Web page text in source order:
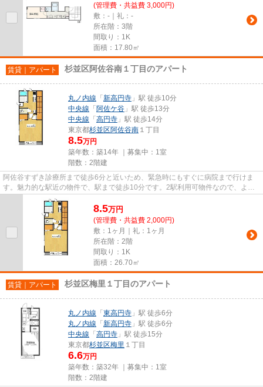
(管理費・共益費 3,000円)
敷：-｜礼：-
所在階：3階
間取り：1K
面積：17.80㎡
賃貸｜アパート 杉並区阿佐谷南１丁目のアパート
丸ノ内線 「 新高円寺 」駅 徒歩10分
中央線 「 阿佐ケ谷 」駅 徒歩13分
中央線 「 高円寺 」駅 徒歩14分
東京都杉並区阿佐谷南 １丁目
8.5万円
築年数：築14年 ｜募集中： 1室
階数：2階建
阿佐谷すずき診療所まで徒歩6分と近いため、緊急時にもすぐに病院まで行けま
す。魅力的な駅近の物件で、駅まで徒歩10分です。2駅利用可物件なので、よく
電車を利用する方にピッタリで...
8.5万円
(管理費・共益費 2,000円)
敷：1ヶ月｜礼：1ヶ月
所在階：2階
間取り：1K
面積：26.70㎡
賃貸｜アパート 杉並区梅里１丁目のアパート
丸ノ内線 「 東高円寺 」駅 徒歩6分
丸ノ内線 「 新高円寺 」駅 徒歩6分
中央線 「 高円寺 」駅 徒歩15分
東京都杉並区梅里 １丁目
6.6万円
築年数：築32年 ｜募集中： 1室
階数：2階建